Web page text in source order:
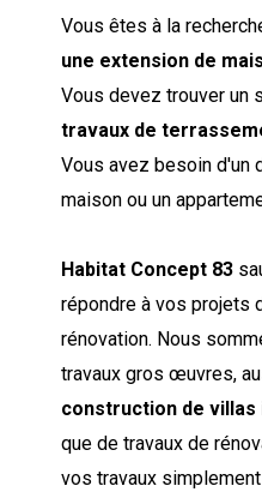
Vous êtes à la
une extension de
Vous devez trouver un
travaux de
Vous avez besoin d'un
maison ou un
Habitat Concept 83
répondre à vos projets
rénovation. Nous
travaux gros œuvres,
construction de villas
que de travaux de
vos travaux